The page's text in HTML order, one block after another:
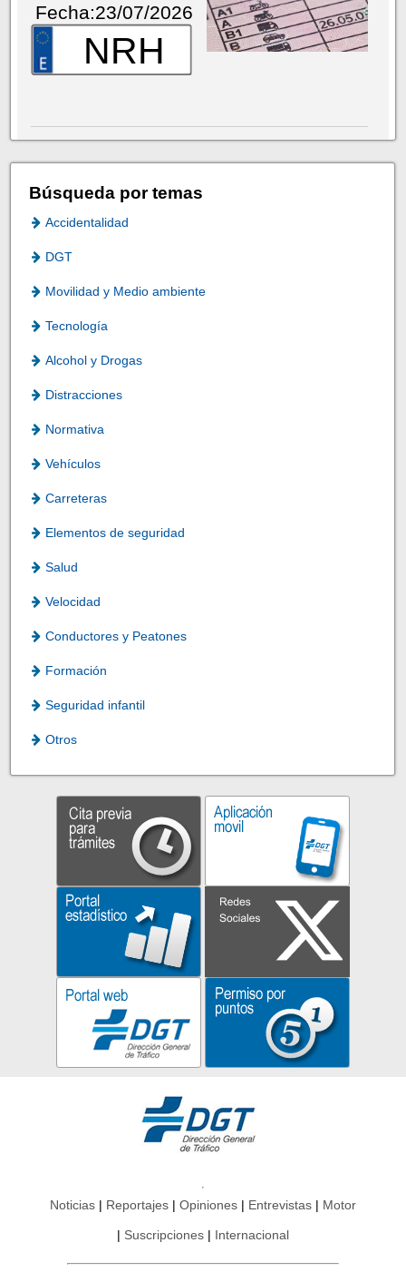
Fecha:23/07/2026
NRH
Búsqueda por temas
Accidentalidad
DGT
Movilidad y Medio ambiente
Tecnología
Alcohol y Drogas
Distracciones
Normativa
Vehículos
Carreteras
Elementos de seguridad
Salud
Velocidad
Conductores y Peatones
Formación
Seguridad infantil
Otros
Noticias Reportajes Opiniones Entrevistas Motor
Suscripciones Internacional